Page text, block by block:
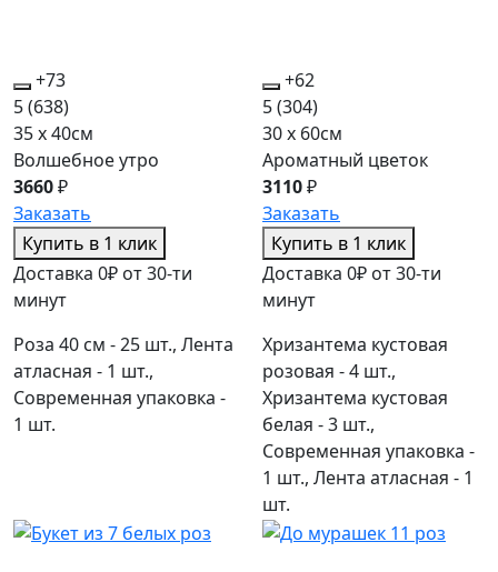
+73
5(638)
35 x 40см
Волшебное утро
3660₽
Заказать
Купить в 1 клик
Доставка 0₽ от 30-ти
минут
Роза 40 см - 25 шт., Лента
атласная - 1 шт.,
Современная упаковка -
1 шт.
+62
5(304)
30 x 60см
Ароматный цветок
3110₽
Заказать
Купить в 1 клик
Доставка 0₽ от 30-ти
минут
Хризантема кустовая
розовая - 4 шт.,
Хризантема кустовая
белая - 3 шт.,
Современная упаковка -
1 шт., Лента атласная - 1
шт.